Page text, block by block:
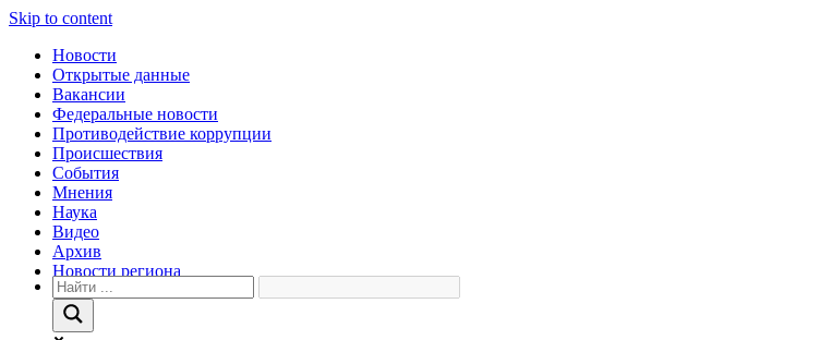
Skip to content
Новости
Открытые данные
Вакансии
Федеральные новости
Противодействие коррупции
Происшествия
События
Мнения
Наука
Видео
Архив
Новости региона